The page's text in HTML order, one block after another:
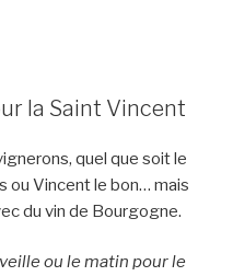
la Saint Vincent
quel que soit le
ou Vincent le bon… mais
du vin de Bourgogne.
ou le matin pour le